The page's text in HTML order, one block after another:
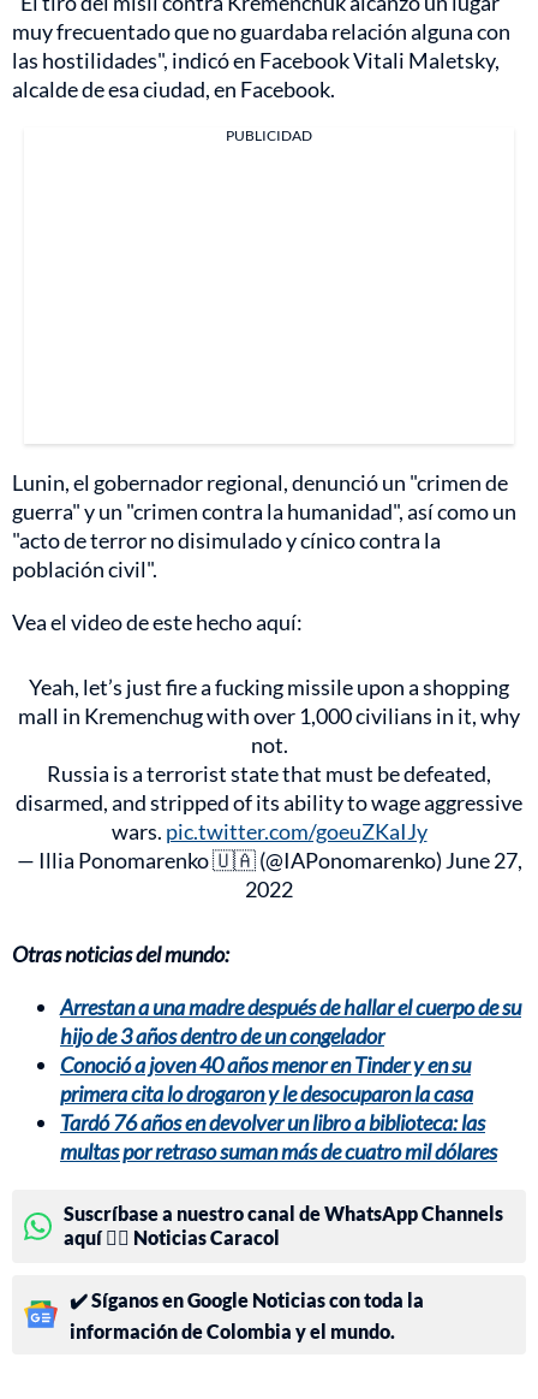
muy frecuentado que no guardaba relación alguna con
las hostilidades", indicó en Facebook Vitali Maletsky,
alcalde de esa ciudad, en Facebook.
PUBLICIDAD
Lunin, el gobernador regional, denunció un "crimen de
guerra" y un "crimen contra la humanidad", así como un
"acto de terror no disimulado y cínico contra la
población civil".
Vea el video de este hecho aquí:
Yeah, let’s just fire a fucking missile upon a shopping
mall in Kremenchug with over 1,000 civilians in it, why
not.
Russia is a terrorist state that must be defeated,
disarmed, and stripped of its ability to wage aggressive
wars. pic.twitter.com/goeuZKaIJy
— Illia Ponomarenko 🇺🇦 (@IAPonomarenko) June 27,
2022
Otras noticias del mundo:
Arrestan a una madre después de hallar el cuerpo de su
hijo de 3 años dentro de un congelador
Conoció a joven 40 años menor en Tinder y en su
primera cita lo drogaron y le desocuparon la casa
Tardó 76 años en devolver un libro a biblioteca: las
multas por retraso suman más de cuatro mil dólares
Suscríbase a nuestro canal de WhatsApp Channels
aquí 👉🏻 Noticias Caracol
✔️ Síganos en Google Noticias con toda la
información de Colombia y el mundo.